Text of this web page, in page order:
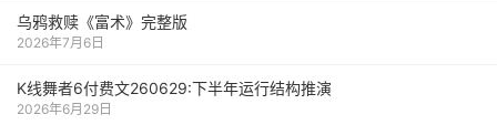
乌鸦救赎《富术》完整版
2026年7月6日
K线舞者6付费文260629:下半年运行结构推演
2026年6月29日